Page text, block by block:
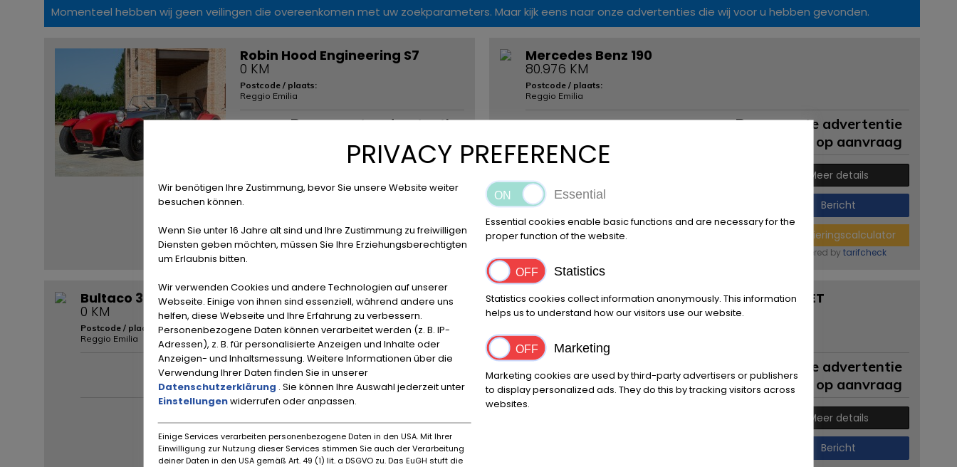
Momenteel hebben wij geen veilingen die overeenkomen met uw zoekparameters. Maar kijk eens naar onze advertenties die wij voor u hebben gevonden.
Robin Hood Engineering S7
0 KM
Postcode / plaats:
Reggio Emilia
Permanente advertentie
Prijs op aanvraag
Financieringscalculator
powered bytarifcheck
Mercedes Benz 190
80.976 KM
Postcode / plaats:
Reggio Emilia
Permanente advertentie
Prijs op aanvraag
Meer details
Bericht
Financieringscalculator
powered by tarifcheck
Bultaco 360 TSS "Tralla Super Sport"
0 KM
Postcode / plaats:
Reggio Emilia
Permanente advertentie
Prijs op aanvraag
Bericht
Rover 100 CABRIOLET
42.767 KM
Permanente advertentie
Prijs op aanvraag
Meer details
Bericht
PRIVACY PREFERENCE
Wir benötigen Ihre Zustimmung, bevor Sie unsere Website weiter
besuchen können.
Wenn Sie unter 16 Jahre alt sind und Ihre Zustimmung zu freiwilligen
Diensten geben möchten, müssen Sie Ihre Erziehungsberechtigten
um Erlaubnis bitten.
Wir verwenden Cookies und andere Technologien auf unserer
Webseite. Einige von ihnen sind essenziell, während andere uns
helfen, diese Webseite und Ihre Erfahrung zu verbessern.
Personenbezogene Daten können verarbeitet werden (z. B. IP-
Adressen), z. B. für personalisierte Anzeigen und Inhalte oder
Anzeigen- und Inhaltsmessung. Weitere Informationen über die
Verwendung Ihrer Daten finden Sie in unserer
Datenschutzerklärung . Sie können Ihre Auswahl jederzeit unter
Einstellungenwiderrufen oder anpassen.
Einige Services verarbeiten personenbezogene Daten in den USA. Mit Ihrer
Einwilligung zur Nutzung dieser Services stimmen Sie auch der Verarbeitung
deiner Daten in den USA gemäß Art. 49 (1) lit. a DSGVO zu. Das EuGH stuft die
Essential
Essential cookies enable basic functions and are necessary for the
proper function of the website.
Statistics
Statistics cookies collect information anonymously. This information
helps us to understand how our visitors use our website.
Marketing
Marketing cookies are used by third-party advertisers or publishers
to display personalized ads. They do this by tracking visitors across
websites.